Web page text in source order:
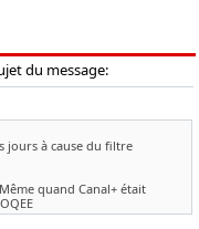
du message:
jours à cause du filtre
quand Canal+ était